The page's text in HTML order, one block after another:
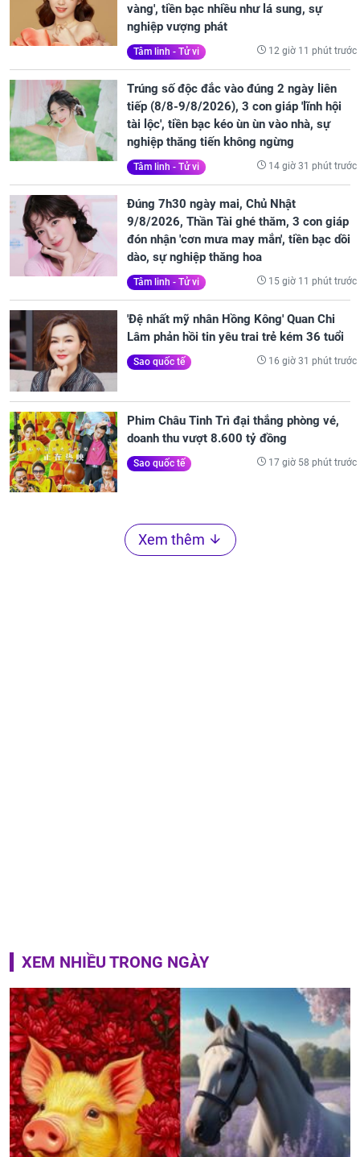
vàng', tiền bạc nhiều như lá sung, sự
nghiệp vượng phát
Tâm linh - Tử vi 12 giờ 11 phút trước
Trúng số độc đắc vào đúng 2 ngày liên
tiếp (8/8-9/8/2026), 3 con giáp 'lĩnh hội
tài lộc', tiền bạc kéo ùn ùn vào nhà, sự
nghiệp thăng tiến không ngừng
Tâm linh - Tử vi 14 giờ 31 phút trước
Đúng 7h30 ngày mai, Chủ Nhật
9/8/2026, Thần Tài ghé thăm, 3 con giáp
đón nhận 'cơn mưa may mắn', tiền bạc dồi
dào, sự nghiệp thăng hoa
Tâm linh - Tử vi 15 giờ 11 phút trước
'Đệ nhất mỹ nhân Hồng Kông' Quan Chi
Lâm phản hồi tin yêu trai trẻ kém 36 tuổi
Sao quốc tế 16 giờ 31 phút trước
Phim Châu Tinh Trì đại thắng phòng vé,
doanh thu vượt 8.600 tỷ đồng
Sao quốc tế 17 giờ 58 phút trước
Xem thêm
XEM NHIỀU TRONG NGÀY